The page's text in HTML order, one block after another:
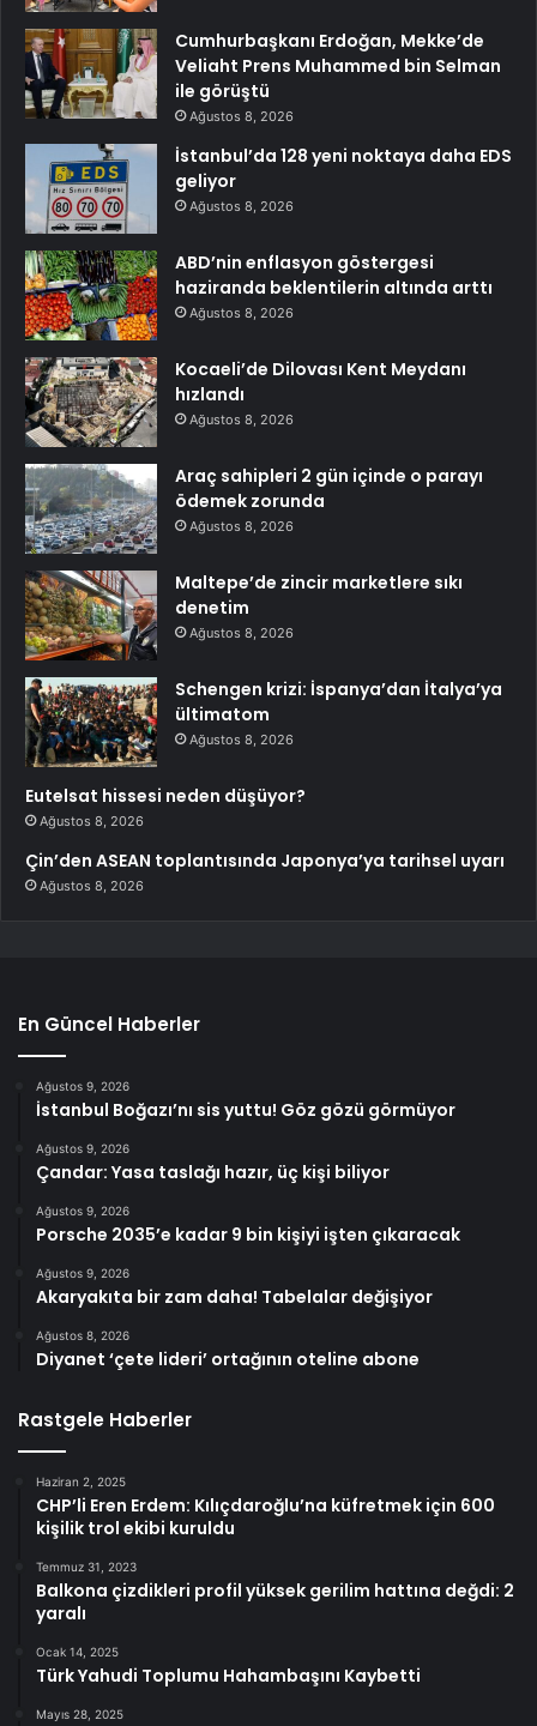
Cumhurbaşkanı Erdoğan, Mekke’de
Veliaht Prens Muhammed bin Selman
ile görüştü
Ağustos 8, 2026
İstanbul’da 128 yeni noktaya daha EDS
geliyor
Ağustos 8, 2026
ABD’nin enflasyon göstergesi
haziranda beklentilerin altında arttı
Ağustos 8, 2026
Kocaeli’de Dilovası Kent Meydanı
hızlandı
Ağustos 8, 2026
Araç sahipleri 2 gün içinde o parayı
ödemek zorunda
Ağustos 8, 2026
Maltepe’de zincir marketlere sıkı
denetim
Ağustos 8, 2026
Schengen krizi: İspanya’dan İtalya’ya
ültimatom
Ağustos 8, 2026
Eutelsat hissesi neden düşüyor?
Ağustos 8, 2026
Çin’den ASEAN toplantısında Japonya’ya tarihsel uyarı
Ağustos 8, 2026
En Güncel Haberler
Ağustos 9, 2026
İstanbul Boğazı’nı sis yuttu! Göz gözü görmüyor
Ağustos 9, 2026
Çandar: Yasa taslağı hazır, üç kişi biliyor
Ağustos 9, 2026
Porsche 2035’e kadar 9 bin kişiyi işten çıkaracak
Ağustos 9, 2026
Akaryakıta bir zam daha! Tabelalar değişiyor
Ağustos 8, 2026
Diyanet ‘çete lideri’ ortağının oteline abone
Rastgele Haberler
Haziran 2, 2025
CHP’li Eren Erdem: Kılıçdaroğlu’na küfretmek için 600
kişilik trol ekibi kuruldu
Temmuz 31, 2023
Balkona çizdikleri profil yüksek gerilim hattına değdi: 2
yaralı
Ocak 14, 2025
Türk Yahudi Toplumu Hahambaşını Kaybetti
Mayıs 28, 2025